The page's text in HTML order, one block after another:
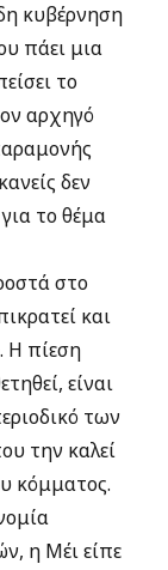
κυβέρνηση
πάει μια
το
αρχηγό
δεν
το θέμα
στο
και
Η πίεση
είναι
των
την καλεί
κόμματος.
η Μέι είπε